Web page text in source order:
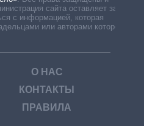
сайта оставляет за
с информацией, которая
или авторами которой
О НАС
КОНТАКТЫ
ПРАВИЛА